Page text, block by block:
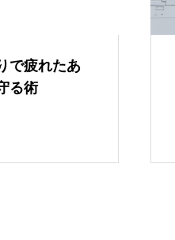
で疲れたあ
る術